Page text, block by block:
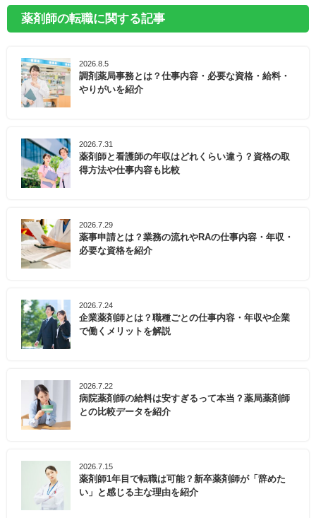
薬剤師の転職に関する記事
2026.8.5
調剤薬局事務とは？仕事内容・必要な資格・給料・
やりがいを紹介
2026.7.31
薬剤師と看護師の年収はどれくらい違う？資格の取
得方法や仕事内容も比較
2026.7.29
薬事申請とは？業務の流れやRAの仕事内容・年収・
必要な資格を紹介
2026.7.24
企業薬剤師とは？職種ごとの仕事内容・年収や企業
で働くメリットを解説
2026.7.22
病院薬剤師の給料は安すぎるって本当？薬局薬剤師
との比較データを紹介
2026.7.15
薬剤師1年目で転職は可能？新卒薬剤師が「辞めた
い」と感じる主な理由を紹介